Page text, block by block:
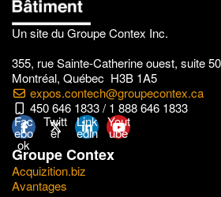
Un site du Groupe Contex Inc.
355, rue Sainte-Catherine ouest, suite
Montréal, Québec H3B 1A5
expos.contech@groupecontex.ca
450 646 1833 / 1 888 646 1833
Fac
ebo
ok
Twitt
er
Link
edin
Yout
ube
Groupe Contex
Acquizition.biz
Avantages